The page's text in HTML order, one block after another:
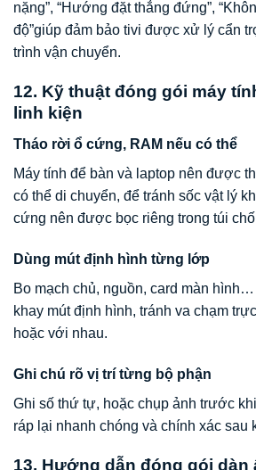
nặng”, “Hướng đặt thẳng đứng”,
độ”giúp đảm bảo tivi được xử lý cẩn
trình vận chuyển.
12. Kỹ thuật đóng gói máy
linh kiện
Tháo rời ổ cứng, RAM nếu có thể
Máy tính để bàn và laptop nên được
có thể di chuyển, để tránh sốc vật lý
cứng nên được bọc riêng trong túi
Dùng mút định hình từng lớp
Bo mạch chủ, nguồn, card màn
khay mút định hình, tránh va chạm
hoặc với nhau.
Ghi chú rõ vị trí từng bộ phận
Ghi số thứ tự, hoặc chụp ảnh trước
ráp lại nhanh chóng và chính xác sau
13. Hướng dẫn đóng gói dàn